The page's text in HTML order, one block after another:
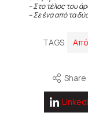
– Στο τέλος του
– Σε ένα από τα
TAGS
Share